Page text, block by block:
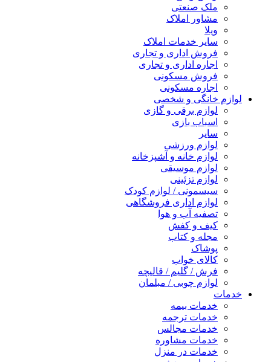
ملک صنعتی
مشاور املاک
ویلا
سایر خدمات املاک
فروش اداری و تجاری
اجاره اداری و تجاری
فروش مسکونی
اجاره مسکونی
لوازم خانگی و شخصی
لوازم برقی و گازی
اسباب بازی
سایر
لوازم ورزشی
لوازم خانه و آشپزخانه
لوازم موسیقی
لوازم تزئینی
سیسمونی / لوازم کودک
لوازم اداری فروشگاهی
تصفیه آب و هوا
کیف و کفش
مجله و کتاب
پوشاک
کالای خواب
فرش / گلیم / قالیچه
لوازم چوبی / مبلمان
خدمات
خدمات بیمه
خدمات ترجمه
خدمات مجالس
خدمات مشاوره
خدمات در منزل